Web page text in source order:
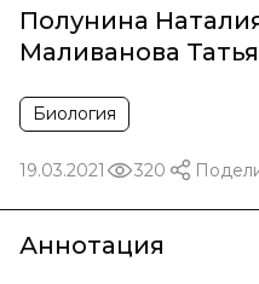
Полунина
Маливанова
Биология
19.03.2021 320
Аннотация